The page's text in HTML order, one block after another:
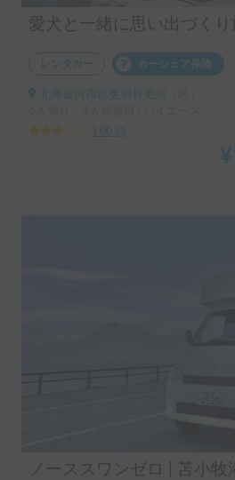
愛犬と一緒に思い出づくり
レンタカー カーシェア保険
北海道河西郡更別村更別（区）
3.00
¥